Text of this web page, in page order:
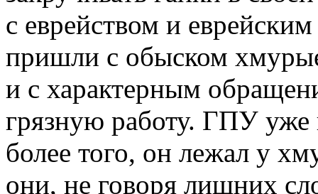
с еврейством и
пришли с обыском
и с характерным
грязную работу. ГПУ уже
более того, он лежал у
они, не говоря лишних